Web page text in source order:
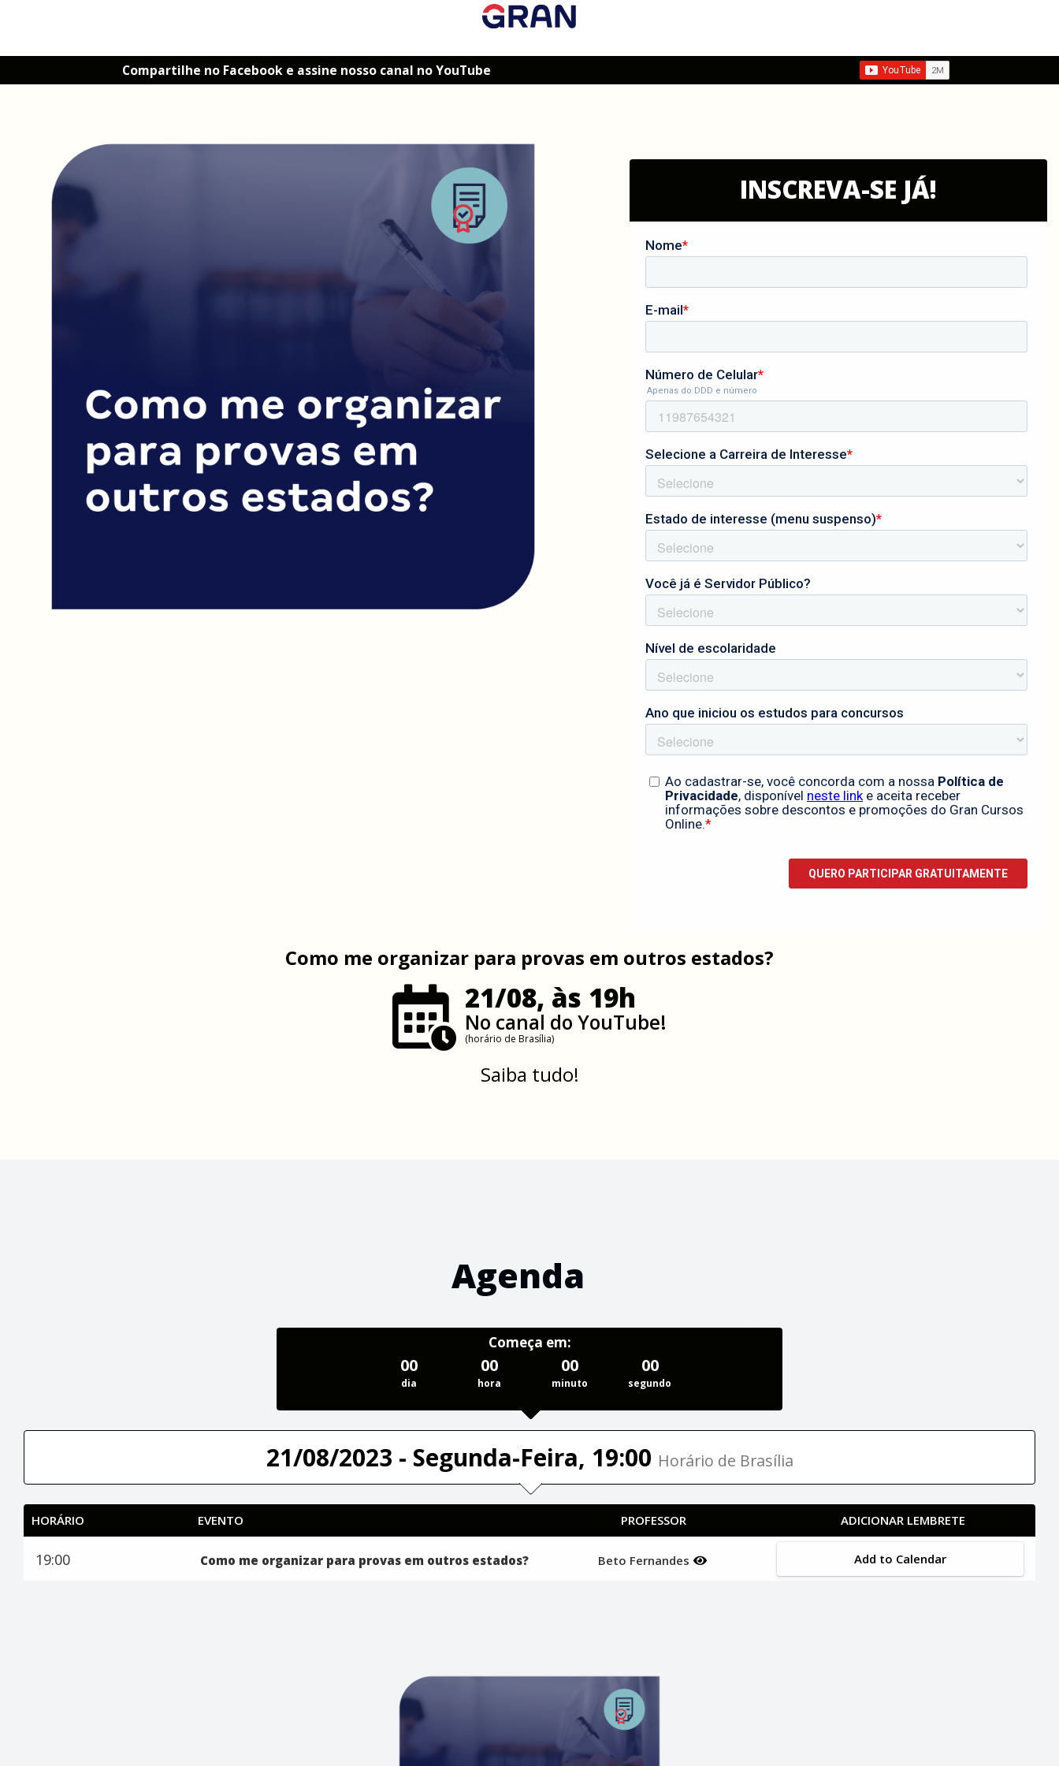
Compartilhe no Facebook e assine nosso canal no YouTube
INSCREVA-SE JÁ!
Como me organizar para provas em outros estados?
21/08, às 19h
No canal do YouTube!
(horário de Brasília)
Saiba tudo!
Agenda
Começa em:
00
dia
00
hora
00
minuto
00
segundo
21/08/2023 - Segunda-Feira, 19:00 Horário de Brasília
HORÁRIO EVENTO PROFESSOR ADICIONAR LEMBRETE
19:00 Como me organizar para provas em outros estados? Beto Fernandes Add to Calendar